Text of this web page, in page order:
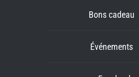
Bons cadeau
Événements